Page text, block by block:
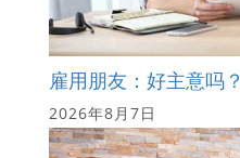
雇用朋友：好主意吗？
2026年8月7日